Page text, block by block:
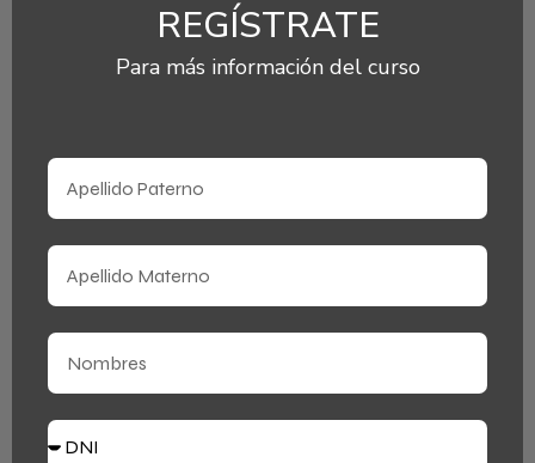
REGÍSTRATE
Para más información del curso